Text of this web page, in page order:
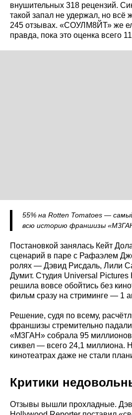
внушительных 318 рецензий.
такой запал не удержал, но всё
245 отзывах. «СОУЛМ8ЙТ» же
правда, пока это оценка всего
55% на Rotten Tomatoes —
всю историю франшизы
Постановкой занялась Кейт
сценарий в паре с Рафаэлем
ролях — Дэвид Рисдаль, Лили
Думит. Студия Universal Pictures
решила вовсе обойтись без
фильм сразу на стриминге — 1
Решение, судя по всему,
франшизы стремительно
«М3ГАН» собрала 95
сиквел — всего 24,1 миллиона.
кинотеатрах даже не стали
Критики
Отзывы вышли прохладные.